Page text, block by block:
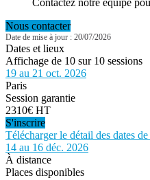
Nous contacter
Date de mise à jour : 20/07/2026
Dates et lieux
Affichage de 10 sur 10 sessions
19 au 21 oct. 2026
Paris
Session garantie
2310€ HT
S'inscrire
Télécharger le détail des dates de
14 au 16 déc. 2026
À distance
Places disponibles